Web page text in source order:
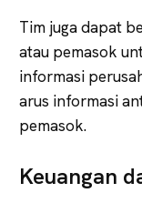
Tim juga dapat
atau pemasok
informasi
arus informasi
pemasok.
Keuangan